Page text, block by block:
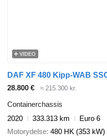
VIDEO
DAF XF 480 Kipp-WAB
28.800 €
≈ 215.300 kr.
Containerchassis
2020
333.313 km
Euro 6
Motorydelse 480 HK (353 kW)